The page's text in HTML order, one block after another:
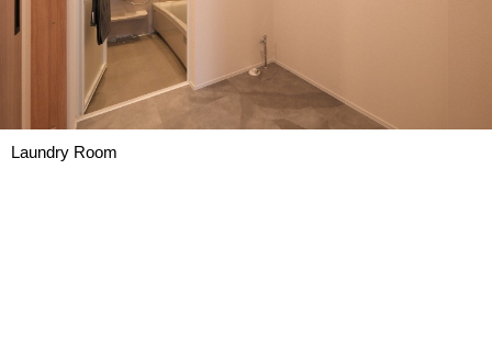
Laundry Room